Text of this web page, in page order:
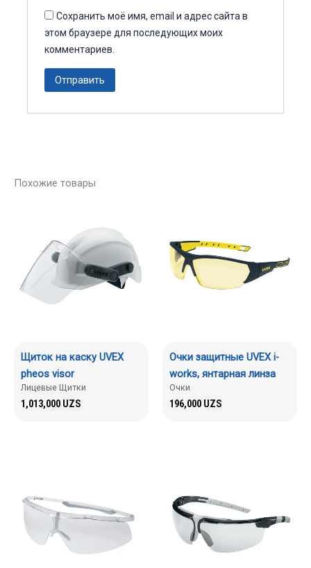
Сохранить моё имя, email и адрес сайта в
этом браузере для последующих моих
комментариев.
Похожие товары
Щиток на каску UVEX
pheos visor
Лицевые Щитки
1,013,000 UZS
Очки защитные UVEX i-
works, янтарная линза
Очки
196,000 UZS